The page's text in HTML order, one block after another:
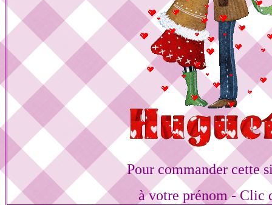
Pour commander cette
à votre prénom - Clic